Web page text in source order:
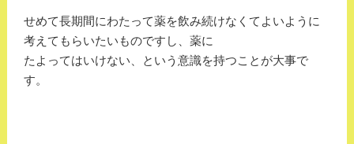
せめて長期間にわたって薬を飲み続けなくてよいように
考えてもらいたいものですし、薬に
たよってはいけない、という意識を持つことが大事で
す。